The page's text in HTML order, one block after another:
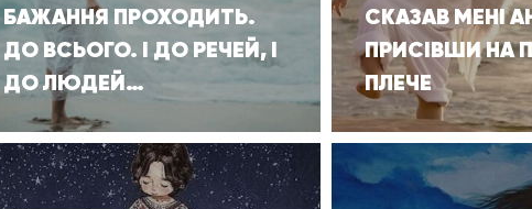
БАЖАННЯ ПРОХОДИТЬ.
ДО ВСЬОГО. І ДО РЕЧЕЙ, І
ДО ЛЮДЕЙ…
СКАЗАВ МЕНІ
ПРИСІВШИ НА
ПЛЕЧЕ